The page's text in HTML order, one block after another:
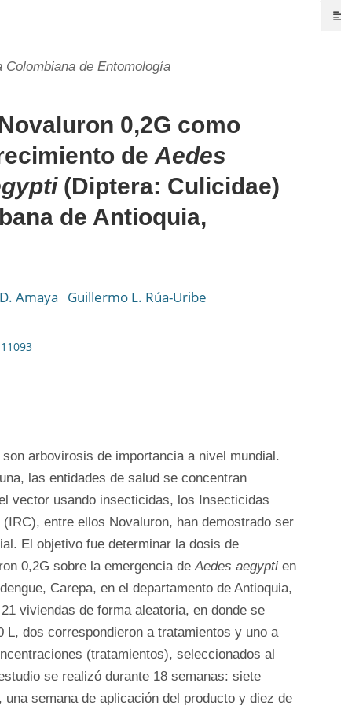
Colombiana de Entomología
0,2G como
de Aedes
(Diptera: Culicidae)
de Antioquia,
Amaya Guillermo L. Rúa-Uribe
arbovirosis de importancia a nivel mundial.
las entidades de salud se concentran
vector usando insecticidas, los Insecticidas
entre ellos Novaluron, han demostrado ser
El objetivo fue determinar la dosis de
0,2G sobre la emergencia de Aedes aegypti en
Carepa, en el departamento de Antioquia,
viviendas de forma aleatoria, en donde se
L, dos correspondieron a tratamientos y uno a
(tratamientos), seleccionados al
se realizó durante 18 semanas: siete
semana de aplicación del producto y diez de